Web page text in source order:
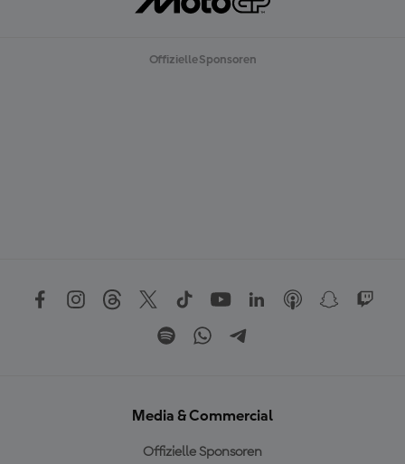
Offizielle Sponsoren
Media & Commercial
Offizielle Sponsoren